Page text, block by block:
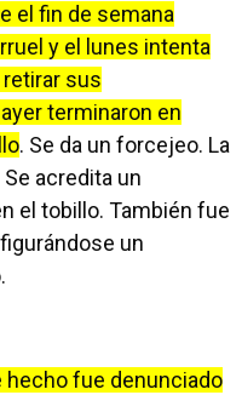
el fin de semana
y el lunes intenta
sus
terminaron en
. Se da un forcejeo. La
acredita un
el tobillo. También fue
un
hecho fue denunciado